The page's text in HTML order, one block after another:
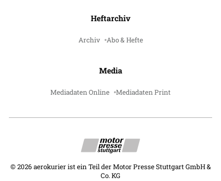
Heftarchiv
Archiv Abo & Hefte
Media
Mediadaten Online Mediadaten Print
© 2026 aerokurier ist ein Teil der Motor Presse Stuttgart GmbH &
Co. KG